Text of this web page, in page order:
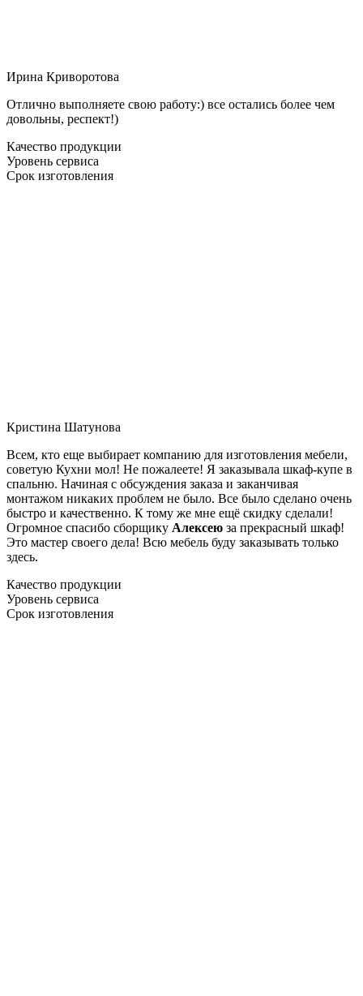
Ирина Криворотова
Отлично выполняете свою работу:) все остались более чем
довольны, респект!)
Качество продукции
Уровень сервиса
Срок изготовления
Кристина Шатунова
Всем, кто еще выбирает компанию для изготовления мебели,
советую Кухни мол! Не пожалеете! Я заказывала шкаф-купе в
спальню. Начиная с обсуждения заказа и заканчивая
монтажом никаких проблем не было. Все было сделано очень
быстро и качественно. К тому же мне ещё скидку сделали!
Огромное спасибо сборщику Алексею за прекрасный шкаф!
Это мастер своего дела! Всю мебель буду заказывать только
здесь.
Качество продукции
Уровень сервиса
Срок изготовления